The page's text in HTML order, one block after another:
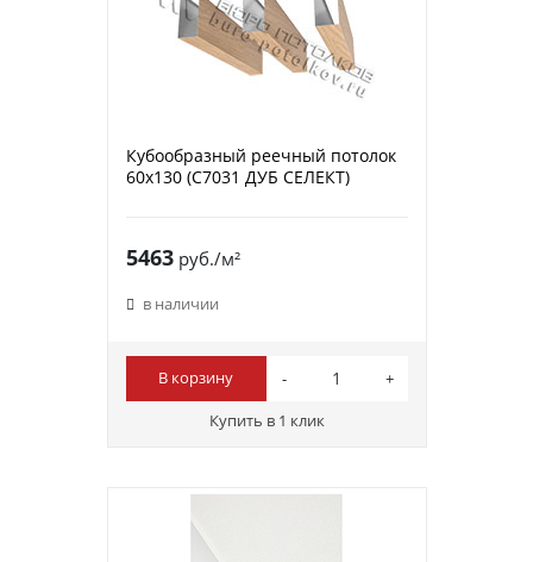
Кубообразный реечный потолок
60х130 (C7031 ДУБ СЕЛЕКТ)
5463руб./м²
в наличии
В корзину
Купить в 1 клик